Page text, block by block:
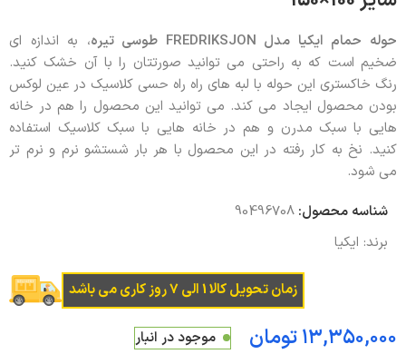
حوله حمام ایکیا مدل طوسی تیره، به اندازه ای
ضخیم است که به راحتی می توانید صورتتان را با آن خشک کنید.
رنگ خاکستری این حوله با لبه های راه راه حسی کلاسیک در عین لوکس
بودن محصول ایجاد می کند. می توانید این محصول را هم در خانه
هایی با سبک مدرن و هم در خانه هایی با سبک کلاسیک استفاده
کنید. نخ به کار رفته در این محصول با هر بار شستشو نرم و نرم تر
می شود.
شناسه محصول:90496708
برند: ایکیا
زمان تحویل کالا 1 الی 7 روز کاری می باشد
تومان
موجود در انبار